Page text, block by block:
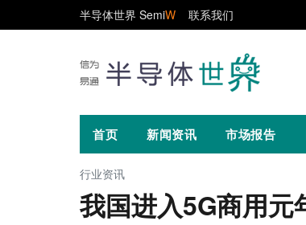
半导体世界 SemiW 联系我们
首页 新闻资讯 市场报告
行业资讯
我国进入5G商用元